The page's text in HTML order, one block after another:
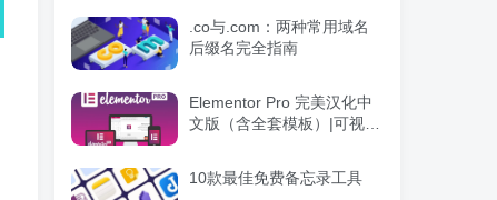
.co与.com：两种常用域名
后缀名完全指南
Elementor Pro 完美汉化中
文版（含全套模板）|可视化
10款最佳免费备忘录工具